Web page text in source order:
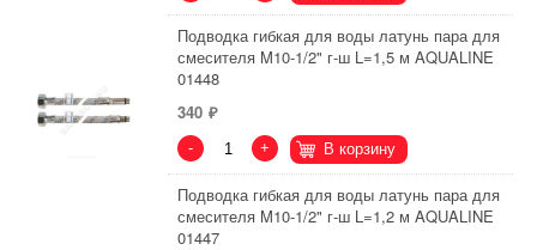
Подводка гибкая для воды латунь пара для
смесителя M10-1/2" г-ш L=1,5 м AQUALINE
01448
340
- + В корзину
Подводка гибкая для воды латунь пара для
смесителя M10-1/2" г-ш L=1,2 м AQUALINE
01447